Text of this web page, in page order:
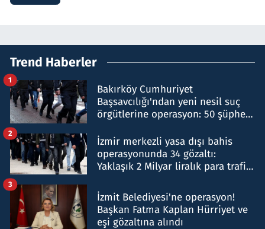
Trend Haberler
Bakırköy Cumhuriyet
Başsavcılığı'ndan yeni nesil suç
örgütlerine operasyon: 50 şüpheli
1
İzmir merkezli yasa dışı bahis
operasyonunda 34 gözaltı:
Yaklaşık 2 Milyar liralık para trafiği
2
İzmit Belediyesi'ne operasyon!
Başkan Fatma Kaplan Hürriyet ve
eşi gözaltına alındı
3